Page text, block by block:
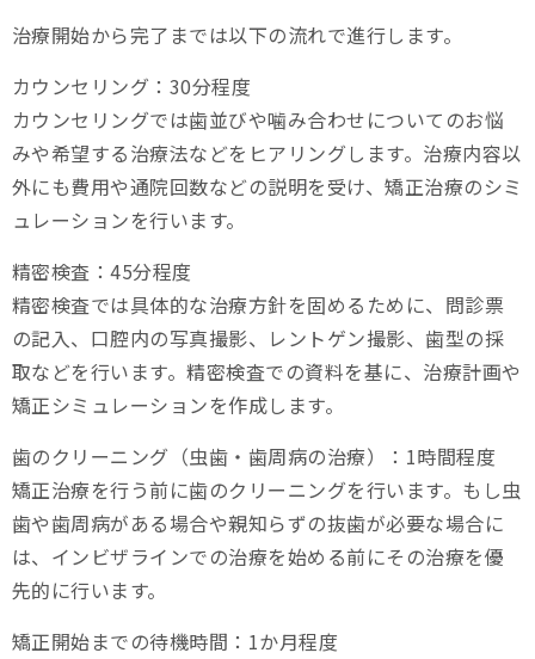
治療開始から完了までは以下の流れで進行します。
カウンセリング：30分程度
カウンセリングでは歯並びや噛み合わせについてのお悩
みや希望する治療法などをヒアリングします。治療内容以
外にも費用や通院回数などの説明を受け、矯正治療のシミ
ュレーションを行います。
精密検査：45分程度
精密検査では具体的な治療方針を固めるために、問診票
の記入、口腔内の写真撮影、レントゲン撮影、歯型の採
取などを行います。精密検査での資料を基に、治療計画や
矯正シミュレーションを作成します。
歯のクリーニング（虫歯・歯周病の治療）：1時間程度
矯正治療を行う前に歯のクリーニングを行います。もし虫
歯や歯周病がある場合や親知らずの抜歯が必要な場合に
は、インビザラインでの治療を始める前にその治療を優
先的に行います。
矯正開始までの待機時間：1か月程度